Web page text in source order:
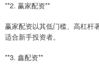
**2. 赢家配资**
赢家配资以其低门槛、高杠杆
适合新手投资者。
**3. 鑫配资**